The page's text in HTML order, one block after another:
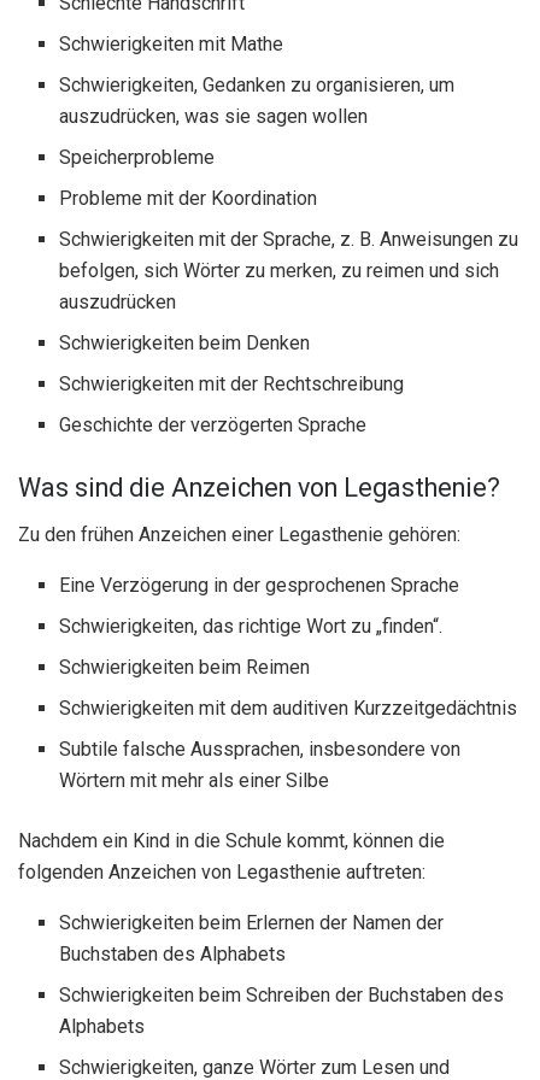
Schwierigkeiten mit Mathe
Schwierigkeiten, Gedanken zu organisieren, um
auszudrücken, was sie sagen wollen
Speicherprobleme
Probleme mit der Koordination
Schwierigkeiten mit der Sprache, z. B. Anweisungen zu
befolgen, sich Wörter zu merken, zu reimen und sich
auszudrücken
Schwierigkeiten beim Denken
Schwierigkeiten mit der Rechtschreibung
Geschichte der verzögerten Sprache
Was sind die Anzeichen von Legasthenie?
Zu den frühen Anzeichen einer Legasthenie gehören:
Eine Verzögerung in der gesprochenen Sprache
Schwierigkeiten, das richtige Wort zu „finden“.
Schwierigkeiten beim Reimen
Schwierigkeiten mit dem auditiven Kurzzeitgedächtnis
Subtile falsche Aussprachen, insbesondere von
Wörtern mit mehr als einer Silbe
Nachdem ein Kind in die Schule kommt, können die
folgenden Anzeichen von Legasthenie auftreten:
Schwierigkeiten beim Erlernen der Namen der
Buchstaben des Alphabets
Schwierigkeiten beim Schreiben der Buchstaben des
Alphabets
Schwierigkeiten, ganze Wörter zum Lesen und